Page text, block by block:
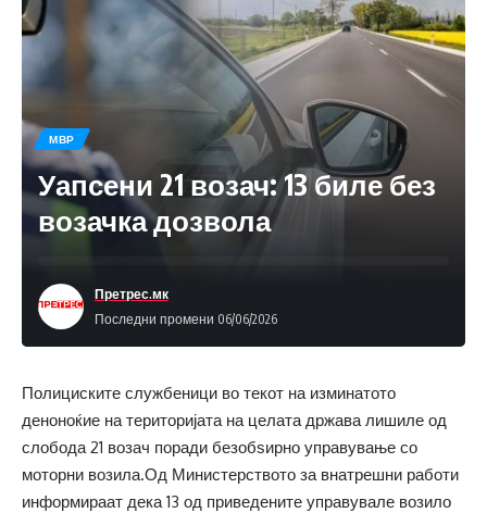
МВР
Уапсени 21 возач: 13 биле без
возачка дозвола
Последни промени 06/06/2026
Претрес.мк
Полициските службеници во текот на изминатото
деноноќие на територијата на целата држава лишиле од
слобода 21 возач поради безобѕирно управување со
моторни возила.Од Министерството за внатрешни работи
информираат дека 13 од приведените управувале возило